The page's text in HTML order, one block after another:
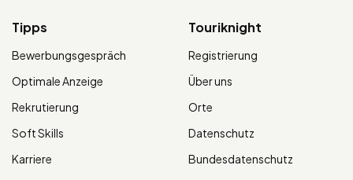
Tipps
Bewerbungsgespräch
Optimale Anzeige
Rekrutierung
Soft Skills
Karriere
Touriknight
Registrierung
Über uns
Orte
Datenschutz
Bundesdatenschutz